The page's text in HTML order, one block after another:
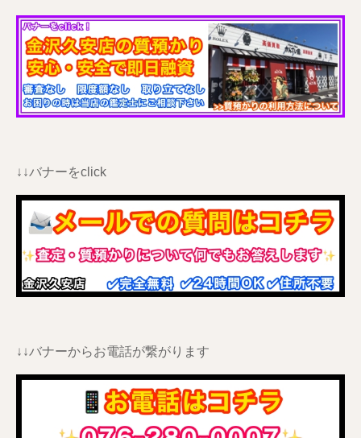
↓↓バナーをclick
↓↓バナーからお電話が繋がります